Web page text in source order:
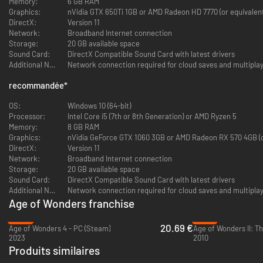
bien les missions de chaque faction en faisant appel à votre intelligence,
votre puissance militaire et vos dons de diplomate. Explorez des vestiges
planétaires et rencontrez d'autres survivants, tout en révélant l'histoire
d'une civilisation qui a volé en éclats. Progressez vers l'utopie par le biais
du combat, de la négociation, de la construction et des avancées
technologiques, au fil d'une campagne solo profonde, sur des cartes
Combats de science-fiction au tour par tour
Perfectionnez votre stratégie de combat dans des batailles intenses au
tour par tour réunissant un large éventail de factions, d'unités
personnalisables et d'environnements destructibles.
Découvrez un riche univers de science-fiction
Quels secrets révèlerez-vous en levant le voile sur l'histoire de l'empire
galactique déchu ? Éclaircissez le destin de la Star Union en explorant
des paysages luxuriants, des étendues sauvages et des mégapoles
Graphics:
nVidia GTX 650Ti 1GB or AMD Radeon HD 7770 (or
DirectX:
Version 11
Network:
Broadband Internet connection
Storage:
20 GB available space
Sound Card:
DirectX Compatible Sound Card with latest drivers
Additional Notes:
Network connection required for cloud saves and
recommandée*
OS:
Windows 10 (64-bit)
Processor:
Intel Core i5 (7th or 8th Generation) or AMD Ryzen 5
Memory:
8 GB RAM
Graphics:
nVidia GeForce GTX 1060 3GB or AMD Radeon RX 570 4GB
DirectX:
Version 11
Network:
Broadband Internet connection
Storage:
20 GB available space
Sound Card:
DirectX Compatible Sound Card with latest drivers
Additional Notes:
Network connection required for cloud saves and
Age of Wonders franchise
Age of Wonders 4 - PC (Steam)
2023
20.69 €
2010
Produits similaires